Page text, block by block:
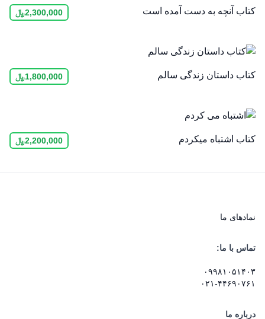
کتاب آنچه به دست آمده است 2,300,000﷼
کتاب داستان زندگی سالم 1,800,000﷼
کتاب اشتباه می‎کردم 2,200,000﷼
نماد‌های ما
تماس با ما:
۰۹۹۸۱۰۵۱۴۰۳
۰۲۱-۴۴۶۹۰۷۶۱
درباره ما